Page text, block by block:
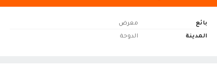
بائع
معرض
المدينة
الدوحة